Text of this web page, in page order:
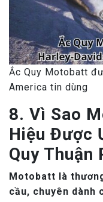
Ắc Quy Motobatt
America tin dùng
8. Vì Sao
Hiệu Được
Quy Thuận
Motobatt là
cầu, chuyên dành